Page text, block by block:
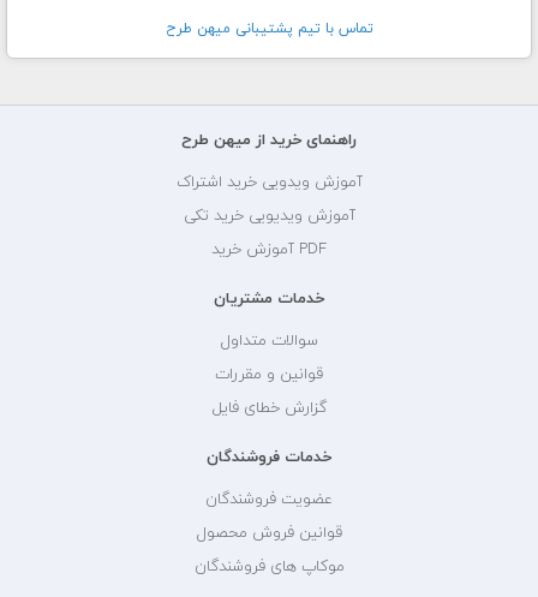
تماس با تيم پشتيبانی ميهن طرح
راهنمای خرید از میهن طرح
آموزش ویدویی خرید اشتراک
آموزش ویدیویی خرید تکی
PDF آموزش خرید
خدمات مشتریان
سوالات متداول
قوانین و مقررات
گزارش خطای فایل
خدمات فروشندگان
عضویت فروشندگان
قوانین فروش محصول
موکاپ های فروشندگان